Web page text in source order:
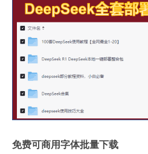
免费可商用字体批量下载